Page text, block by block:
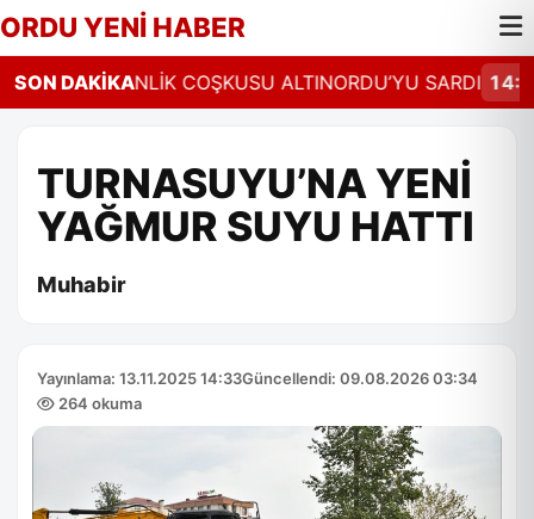
ORDU YENİ HABER
SON DAKİKA
14:26 ŞENLİK COŞKUSU ALTINORDU’YU SARDI 14:23
TURNASUYU’NA YENİ
YAĞMUR SUYU HATTI
Muhabir
Yayınlama: 13.11.2025 14:33Güncellendi: 09.08.2026 03:34
264 okuma